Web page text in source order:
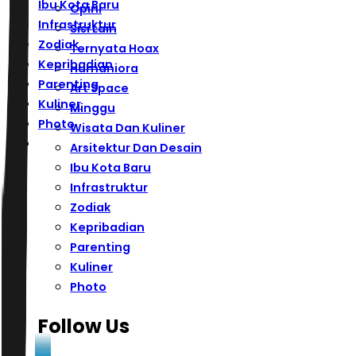
Ibu Kota Baru
Infrastruktur
Zodiak
Kepribadian
Parenting
Kuliner
Photo
Opini
Sisi Lain
Ternyata Hoax
Humaniora
Art Space
Minggu
Wisata Dan Kuliner
Arsitektur Dan Desain
Ibu Kota Baru
Infrastruktur
Zodiak
Kepribadian
Parenting
Kuliner
Photo
Follow Us